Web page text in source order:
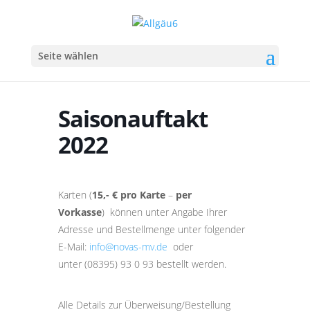
Seite wählen
Saisonauftakt
2022
Karten (15,- € pro Karte – per
Vorkasse) können unter Angabe Ihrer
Adresse und Bestellmenge unter folgender
E-Mail: info@novas-mv.de oder
unter (08395) 93 0 93 bestellt werden.
Alle Details zur Überweisung/Bestellung